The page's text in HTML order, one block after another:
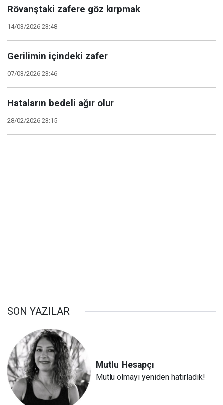
Rövanştaki zafere göz kırpmak
14/03/2026 23:48
Gerilimin içindeki zafer
07/03/2026 23:46
Hataların bedeli ağır olur
28/02/2026 23:15
SON YAZILAR
Mutlu Hesapçı
Mutlu olmayı yeniden hatırladık!